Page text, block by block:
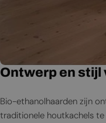
Ontwerp en
Bio-ethanolhaarden zijn
traditionele houtkachels